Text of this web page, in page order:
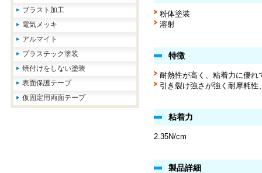
ブラスト加工
電気メッキ
アルマイト
プラスチック塗装
焼付けをしない塗装
表面保護テープ
仮固定用両面テープ
粉体塗装
溶射
特徴
耐熱性が高く、粘着力に優れ
引き裂け強さが強く耐摩耗
粘着力
2.35N/cm
製品詳細